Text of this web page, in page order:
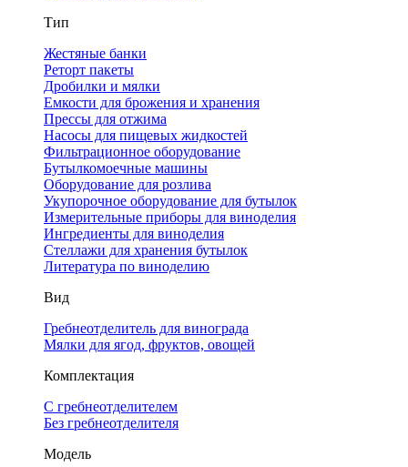
Тип
Жестяные банки
Реторт пакеты
Дробилки и мялки
Емкости для брожения и хранения
Прессы для отжима
Насосы для пищевых жидкостей
Фильтрационное оборудование
Бутылкомоечные машины
Оборудование для розлива
Укупорочное оборудование для бутылок
Измерительные приборы для виноделия
Ингредиенты для виноделия
Стеллажи для хранения бутылок
Литература по виноделию
Вид
Гребнеотделитель для винограда
Мялки для ягод, фруктов, овощей
Комплектация
С гребнеотделителем
Без гребнеотделителя
Модель